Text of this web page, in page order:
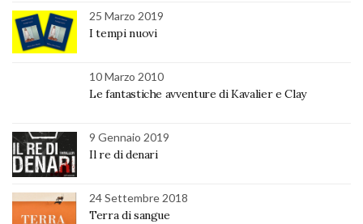
25 Marzo 2019
I tempi nuovi
10 Marzo 2010
Le fantastiche avventure di Kavalier e Clay
9 Gennaio 2019
Il re di denari
24 Settembre 2018
Terra di sangue